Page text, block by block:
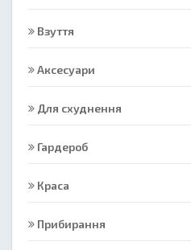
Взуття
Аксесуари
Для схуднення
Гардероб
Краса
Прибирання